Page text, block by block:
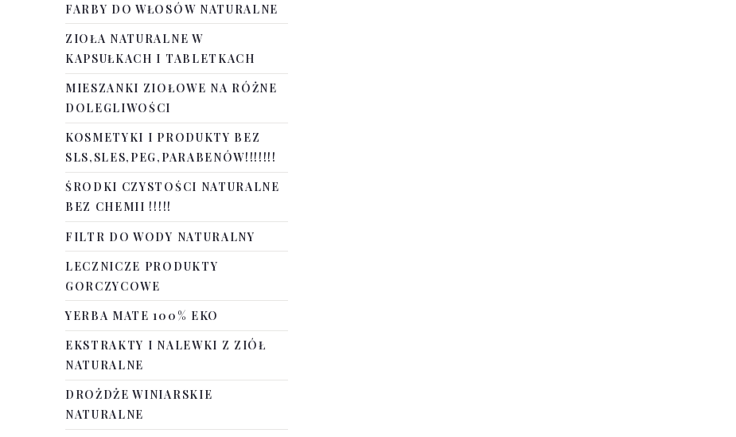
FARBY DO WŁOSÓW NATURALNE
ZIOŁA NATURALNE W
KAPSUŁKACH I TABLETKACH
MIESZANKI ZIOŁOWE NA RÓŻNE
DOLEGLIWOŚCI
KOSMETYKI I PRODUKTY BEZ
SLS,SLES,PEG,PARABENÓW!!!!!!!
ŚRODKI CZYSTOŚCI NATURALNE
BEZ CHEMII !!!!!
FILTR DO WODY NATURALNY
LECZNICZE PRODUKTY
GORCZYCOWE
YERBA MATE 100% EKO
EKSTRAKTY I NALEWKI Z ZIÓŁ
NATURALNE
DROŻDŻE WINIARSKIE
NATURALNE